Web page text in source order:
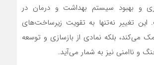
و بهبود سیستم بهداشت و درمان در
این تغییر نه‌تنها به تقویت زیرساخت‌های
می‌کند، بلکه نمادی از بازسازی و توسعه
و ناامنی نیز به شمار می‌آید.